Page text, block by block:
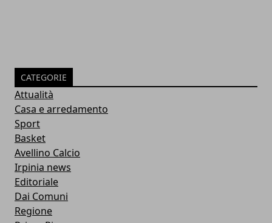
CATEGORIE
Attualità
Casa e arredamento
Sport
Basket
Avellino Calcio
Irpinia news
Editoriale
Dai Comuni
Regione